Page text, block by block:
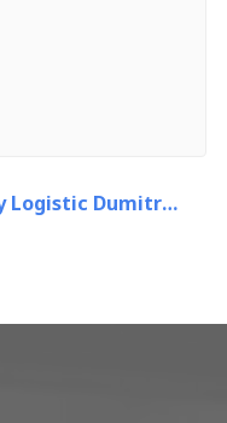
Dumitrans Company Logistic Dumitrascu Florin